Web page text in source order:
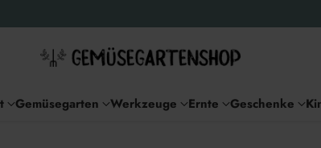
Gemüsegarten Werkzeuge Ernte Geschenke